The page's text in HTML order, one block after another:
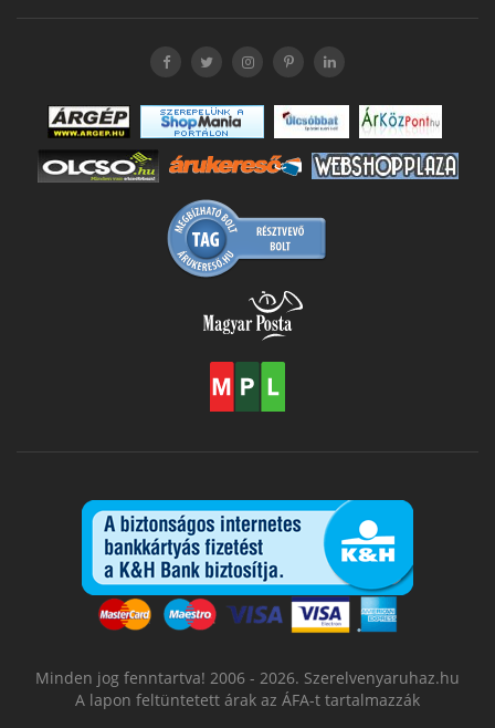
Minden jog fenntartva! 2006 - 2026. Szerelvenyaruhaz.hu
A lapon feltüntetett árak az ÁFA-t tartalmazzák